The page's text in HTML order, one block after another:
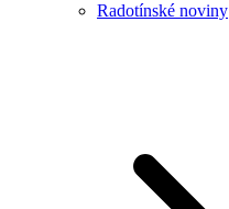
Radotínské noviny